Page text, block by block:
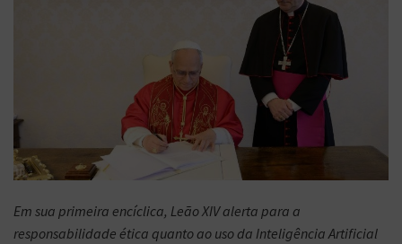
Em sua primeira encíclica, Leão XIV alerta para a
responsabilidade ética quanto ao uso da Inteligência Artificial